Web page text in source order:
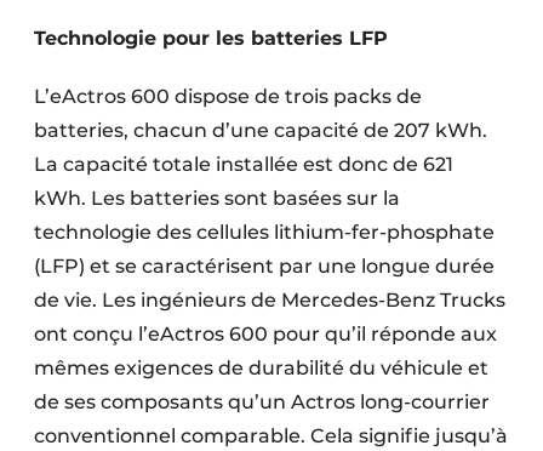
Technologie pour les batteries LFP
L’eActros 600 dispose de trois packs de
batteries, chacun d’une capacité de 207 kWh.
La capacité totale installée est donc de 621
kWh. Les batteries sont basées sur la
technologie des cellules lithium-fer-phosphate
(LFP) et se caractérisent par une longue durée
de vie. Les ingénieurs de Mercedes-Benz Trucks
ont conçu l’eActros 600 pour qu’il réponde aux
mêmes exigences de durabilité du véhicule et
de ses composants qu’un Actros long-courrier
conventionnel comparable. Cela signifie jusqu’à